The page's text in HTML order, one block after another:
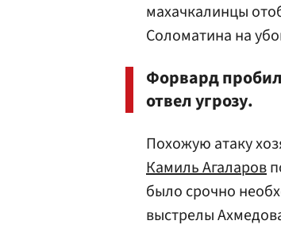
махачкалинцы
Соломатина на
Форвард
отвел угрозу.
Похожую атаку
Камиль Агаларов
было срочно
выстрелы